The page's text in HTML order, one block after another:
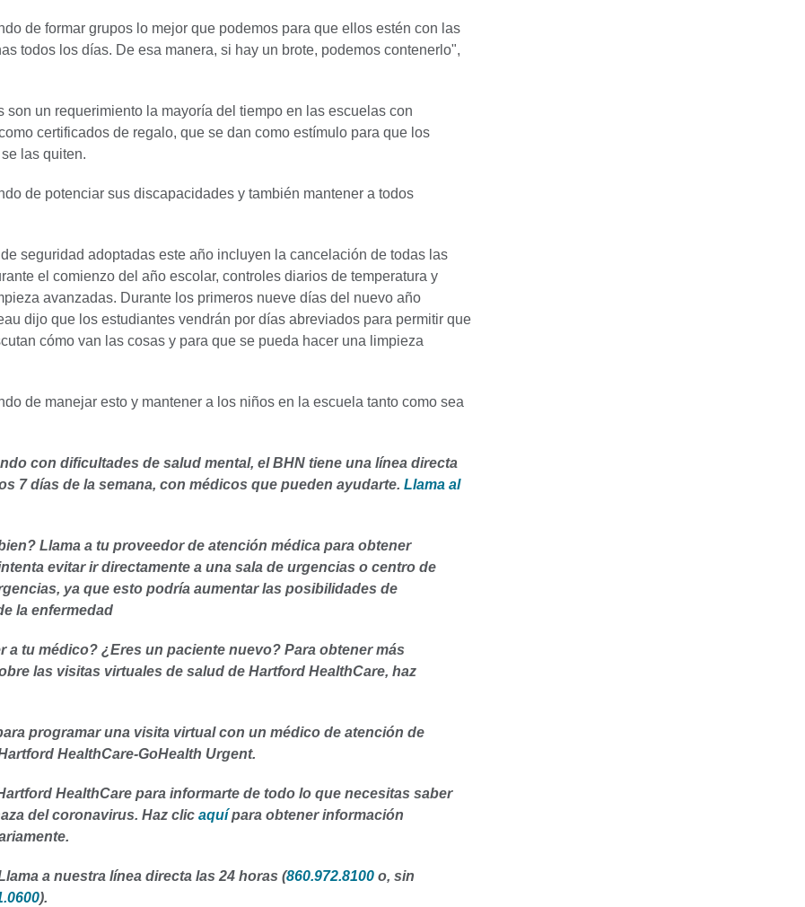
de formar grupos lo mejor que podemos para que ellos estén con las
todos los días. De esa manera, si hay un brote, podemos contenerlo",
son un requerimiento la mayoría del tiempo en las escuelas con
certificados de regalo, que se dan como estímulo para que los
las quiten.
de potenciar sus discapacidades y también mantener a todos
seguridad adoptadas este año incluyen la cancelación de todas las
el comienzo del año escolar, controles diarios de temperatura y
avanzadas. Durante los primeros nueve días del nuevo año
dijo que los estudiantes vendrán por días abreviados para permitir que
cómo van las cosas y para que se pueda hacer una limpieza
de manejar esto y mantener a los niños en la escuela tanto como sea
con dificultades de salud mental, el BHN tiene una línea directa
7 días de la semana, con médicos que pueden ayudarte. Llama al
Llama a tu proveedor de atención médica para obtener
evitar ir directamente a una sala de urgencias o centro de
ya que esto podría aumentar las posibilidades de
la enfermedad
a tu médico? ¿Eres un paciente nuevo? Para obtener más
las visitas virtuales de salud de Hartford HealthCare, haz
programar una visita virtual con un médico de atención de
HealthCare-GoHealth Urgent.
HealthCare para informarte de todo lo que necesitas saber
del coronavirus. Haz clic aquípara obtener información
a nuestra línea directa las 24 horas (860.972.8100 o, sin
).